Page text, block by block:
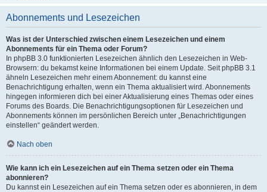
Abonnements und Lesezeichen
Was ist der Unterschied zwischen einem Lesezeichen und einem
Abonnements für ein Thema oder Forum?
In phpBB 3.0 funktionierten Lesezeichen ähnlich den Lesezeichen in Web-
Browsern: du bekamst keine Informationen bei einem Update. Seit phpBB 3.1
ähneln Lesezeichen mehr einem Abonnement: du kannst eine
Benachrichtigung erhalten, wenn ein Thema aktualisiert wird. Abonnements
hingegen informieren dich bei einer Aktualisierung eines Themas oder eines
Forums des Boards. Die Benachrichtigungsoptionen für Lesezeichen und
Abonnements können im persönlichen Bereich unter „Benachrichtigungen
einstellen“ geändert werden.
Nach oben
Wie kann ich ein Lesezeichen auf ein Thema setzen oder ein Thema
abonnieren?
Du kannst ein Lesezeichen auf ein Thema setzen oder es abonnieren, in dem